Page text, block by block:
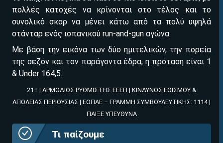
πολλές κατοχές να κρίνονται στο τέλος και το
συνολικό σκορ να μένει κάτω από τα πολύ υψηλά
στάνταρ ενός ισπανικού run-and-gun αγώνα.
Με βάση την εικόνα των δύο ημιτελικών, την πορεία
της σεζόν και τον παράγοντα έδρα, η πρόταση είναι 1
& Under 164,5.
21+ | ΑΡΜΟΔΙΟΣ ΡΥΘΜΙΣΤΗΣ ΕΕΕΠ | ΚΙΝΔΥΝΟΣ ΕΘΙΣΜΟΥ &
ΑΠΩΛΕΙΑΣ ΠΕΡΙΟΥΣΙΑΣ | ΕΟΠΑΕ – ΓΡΑΜΜΗ ΣΥΜΒΟΥΛΕΥΤΙΚΗΣ: 1114 |
ΠΑΙΞΕ ΥΠΕΥΘΥΝΑ
Τι παίζουμε
Βρέθηκε στοιχηματική με: